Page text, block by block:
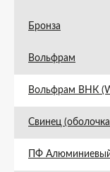
Бронза
Вольфрам
Вольфрам ВНК
Свинец
ПФ